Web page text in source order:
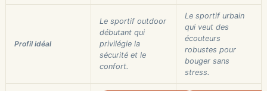
Profil idéal
Le sportif outdoor
débutant qui
privilégie la
sécurité et le
confort.
Le sportif urbain
qui veut des
écouteurs
robustes pour
bouger sans
stress.